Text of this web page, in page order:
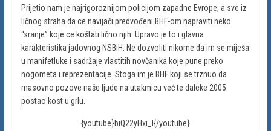
Prijetio nam je najrigoroznijom policijom zapadne Evrope, a sve iz
ličnog straha da ce navijači predvođeni BHF-om napraviti neko
“sranje” koje ce koštati lično njih. Upravo je to i glavna
karakteristika jadovnog NSBiH. Ne dozvoliti nikome da im se miješa
u manifetluke i sadržaje vlastitih novčanika koje pune preko
nogometa i reprezentacije. Stoga im je BHF koji se trznuo da
masovno pozove naše ljude na utakmicu već te daleke 2005.
postao kost u grlu.
{youtube}biQ22yHxi_I{/youtube}